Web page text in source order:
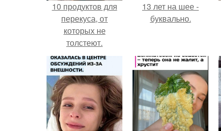
10 продуктов для
перекуса, от
которых не
толстеют.
13 лет на шее -
буквально.